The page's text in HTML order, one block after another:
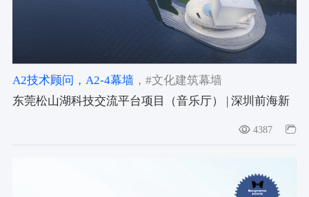
A2技术顾问 ，A2-4幕墙，#文化建筑幕墙
东莞松山湖科技交流平台项目（音乐厅） | 深圳前海新
4387